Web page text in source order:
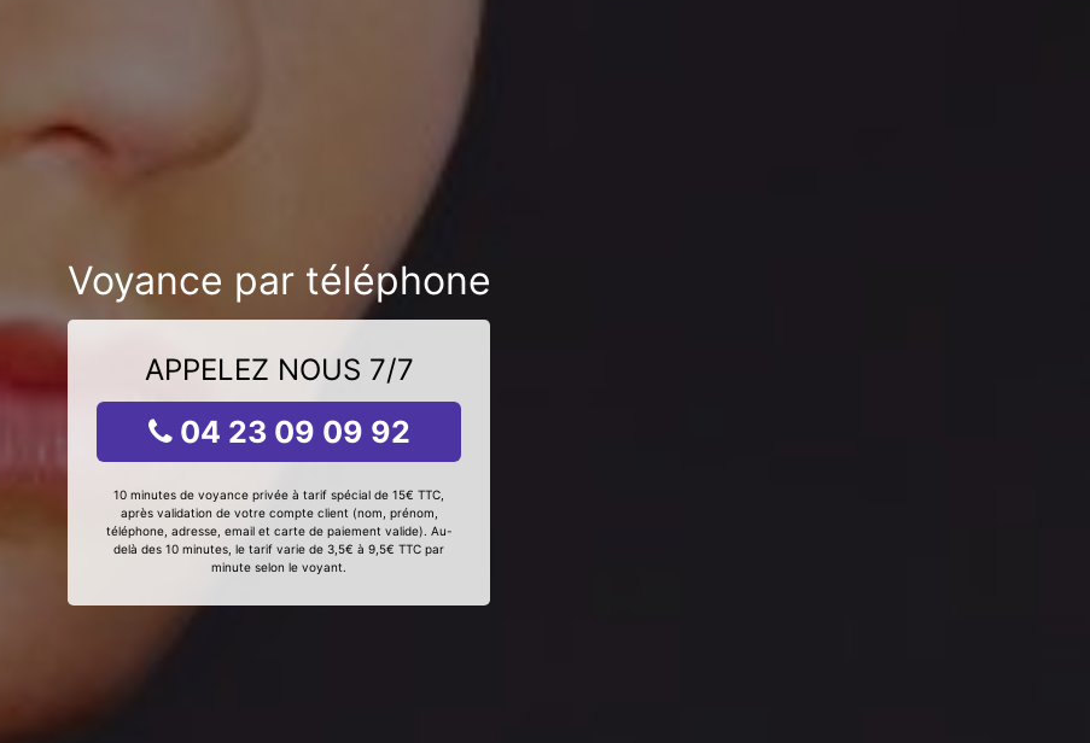
Voyance par téléphone
APPELEZ NOUS 7/7
04 23 09 09 92
10 minutes de voyance privée à tarif spécial de 15€ TTC,
après validation de votre compte client (nom, prénom,
téléphone, adresse, email et carte de paiement valide). Au-
delà des 10 minutes, le tarif varie de 3,5€ à 9,5€ TTC par
minute selon le voyant.